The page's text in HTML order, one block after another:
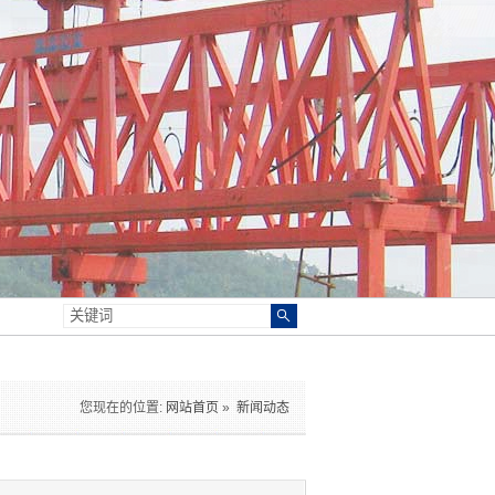
您现在的位置: 网站首页 » 新闻动态